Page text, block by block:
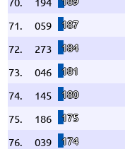
71.
059 187
72.
273 184
73.
046 181
74.
145 180
75.
186 175
76.
039 174